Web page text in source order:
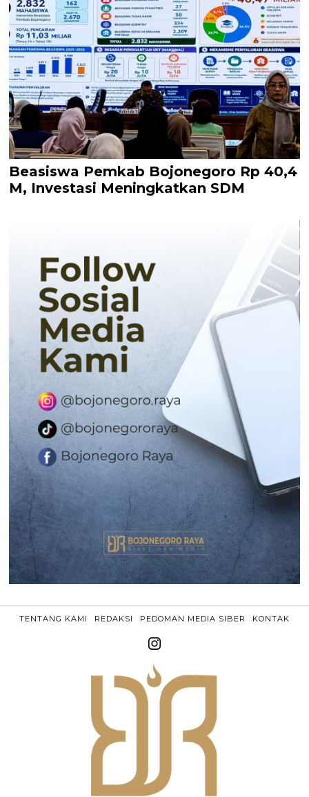
Beasiswa Pemkab Bojonegoro Rp 40,4
M, Investasi Meningkatkan SDM
TENTANG KAMI REDAKSI PEDOMAN MEDIA SIBER KONTAK